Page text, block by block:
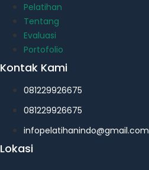
Pelatihan
Tentang
Evaluasi
Portofolio
Kontak Kami
081229926675
081229926675
infopelatihanindo@gmail.com
Lokasi